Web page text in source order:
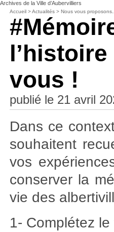
Archives de la Ville d’Aubervilliers
Accueil >Actualités>Nous vous proposons...
vous !
publié le 21 avril
Dans ce
souhaitent
vos
conserver la
vie des
1- Complétez